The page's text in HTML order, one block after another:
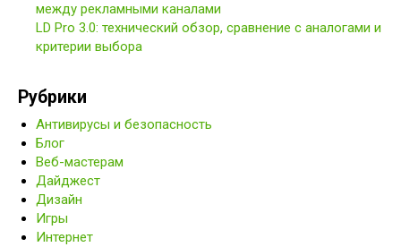
между рекламными каналами
LD Pro 3.0: технический обзор, сравнение с аналогами и
критерии выбора
Рубрики
Антивирусы и безопасность
Блог
Веб-мастерам
Дайджест
Дизайн
Игры
Интернет